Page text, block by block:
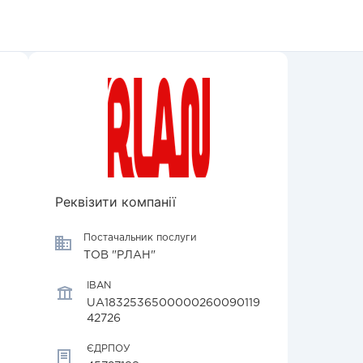
Реквізити компанії
Постачальник послуги
ТОВ "РЛАН"
IBAN
UA1832536500000260090119
42726
ЄДРПОУ